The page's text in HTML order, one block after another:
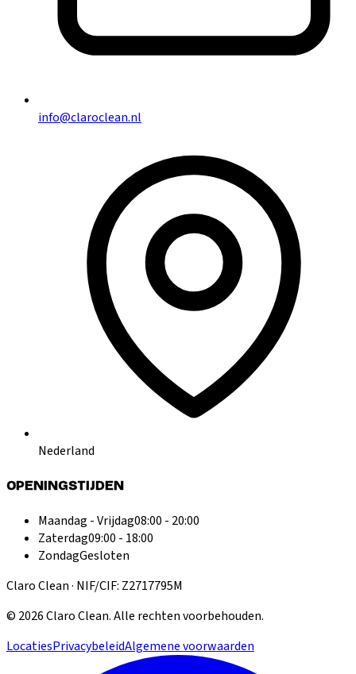
info@claroclean.nl
Nederland
OPENINGSTIJDEN
Maandag - Vrijdag08:00 - 20:00
Zaterdag09:00 - 18:00
ZondagGesloten
Claro Clean · NIF/CIF: Z2717795M
© 2026Claro Clean.Alle rechten voorbehouden.
LocatiesPrivacybeleidAlgemene voorwaarden